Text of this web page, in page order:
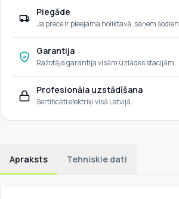
Piegāde
Ja prece ir pieejama noliktavā, saņem šodien
Garantija
Ražotāja garantija visām uzlādes stacijām
Profesionāla uzstādīšana
Sertificēti elektriķi visā Latvijā
Apraksts Tehniskie dati